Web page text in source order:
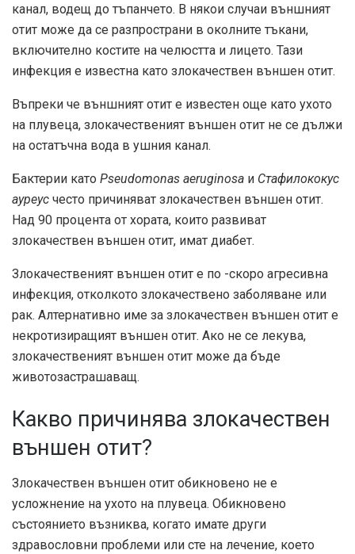
канал, водещ до тъпанчето. В някои случаи външният
отит може да се разпространи в околните тъкани,
включително костите на челюстта и лицето. Тази
инфекция е известна като злокачествен външен отит.
Въпреки че външният отит е известен още като ухото
на плувеца, злокачественият външен отит не се дължи
на остатъчна вода в ушния канал.
Бактерии като Pseudomonas aeruginosa и Стафилококус
ауреус често причиняват злокачествен външен отит.
Над 90 процента от хората, които развиват
злокачествен външен отит, имат диабет.
Злокачественият външен отит е по -скоро агресивна
инфекция, отколкото злокачествено заболяване или
рак. Алтернативно име за злокачествен външен отит е
некротизиращият външен отит. Ако не се лекува,
злокачественият външен отит може да бъде
животозастрашаващ.
Какво причинява злокачествен
външен отит?
Злокачествен външен отит обикновено не е
усложнение на ухото на плувеца. Обикновено
състоянието възниква, когато имате други
здравословни проблеми или сте на лечение, което